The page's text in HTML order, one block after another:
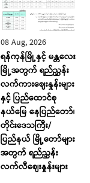
08 Aug, 2026
ရန်ကုန်မြို့နှင့် မန္တလေး
မြို့အတွက် ရည်ညွှန်း
လက်ကားဈေးနှုန်းများ
နှင့် ပြည်ထောင်စု
နယ်မြေ နေပြည်တော်၊
တိုင်းဒေသကြီး/
ပြည်နယ် မြို့တော်များ
အတွက် ရည်ညွှန်း
လက်လီဈေးနှုန်းများ